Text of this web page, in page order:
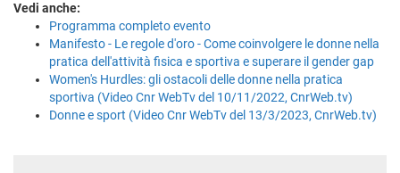
Vedi anche:
Programma completo evento
Manifesto - Le regole d'oro - Come coinvolgere le donne nella
pratica dell'attività fisica e sportiva e superare il gender gap
Women's Hurdles: gli ostacoli delle donne nella pratica
sportiva (Video Cnr WebTv del 10/11/2022, CnrWeb.tv)
Donne e sport (Video Cnr WebTv del 13/3/2023, CnrWeb.tv)